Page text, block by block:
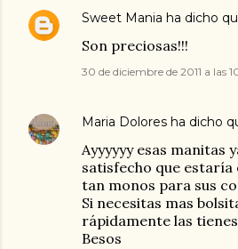
Sweet Mania ha dicho
Son preciosas!!!
30 de diciembre de 2011 a las
Maria Dolores ha dicho
Ayyyyyy esas manitas
satisfecho que estaría
tan monos para sus
Si necesitas mas
rápidamente las
Besos